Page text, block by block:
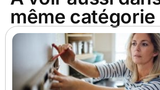
même catégorie